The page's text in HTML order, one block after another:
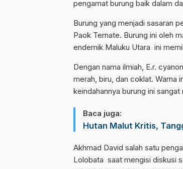
pengamat burung baik dalam
Burung yang menjadi sasaran
Paok Ternate. Burung ini oleh
endemik Maluku Utara ini
Dengan nama ilmiah, E.r.
merah, biru, dan coklat.
keindahannya burung ini
Baca juga:
Hutan Malut Kritis,
Akhmad David salah satu
Lolobata saat mengisi diskusi